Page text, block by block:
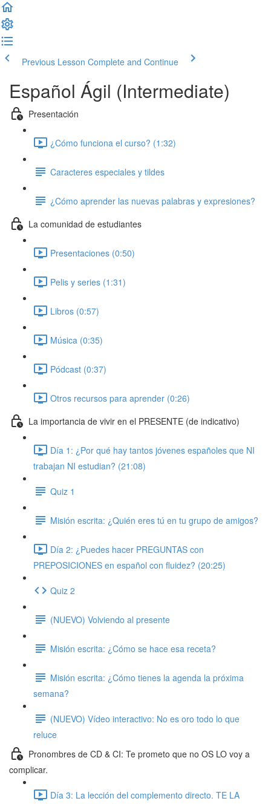
Previous Lesson Complete and Continue
Español Ágil (Intermediate)
Presentación
¿Cómo funciona el curso? (1:32)
Caracteres especiales y tildes
¿Cómo aprender las nuevas palabras y expresiones?
La comunidad de estudiantes
Presentaciones (0:50)
Pelis y series (1:31)
Libros (0:57)
Música (0:35)
Pódcast (0:37)
Otros recursos para aprender (0:26)
La importancia de vivir en el PRESENTE (de indicativo)
Día 1: ¿Por qué hay tantos jóvenes españoles que NI
trabajan NI estudian? (21:08)
Quiz 1
Misión escrita: ¿Quién eres tú en tu grupo de amigos?
Día 2: ¿Puedes hacer PREGUNTAS con
PREPOSICIONES en español con fluidez? (20:25)
Quiz 2
(NUEVO) Volviendo al presente
Misión escrita: ¿Cómo se hace esa receta?
Misión escrita: ¿Cómo tienes la agenda la próxima
semana?
(NUEVO) Vídeo interactivo: No es oro todo lo que
reluce
Pronombres de CD & CI: Te prometo que no OS LO voy a
complicar.
Día 3: La lección del complemento directo. TE LA